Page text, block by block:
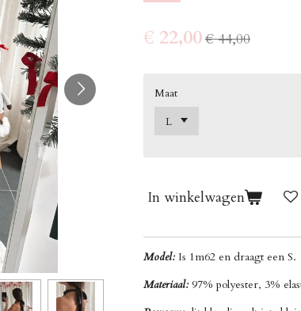
€ 22,00€ 44,00
Maat
In winkelwagen
Model: Is 1m62 en draagt een S.
Materiaal: 97% polyester, 3%